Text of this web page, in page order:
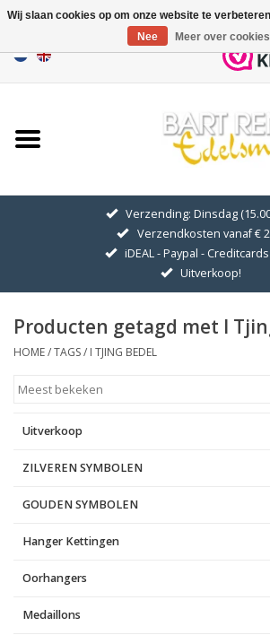
Home
Uitverkoop
GOUDEN SYMBOLEN
Hanger Kettingen
Oorhangers
Medaillons
Blog
Verzending: Dinsdag
Verzendkosten vanaf €
iDEAL - Paypal -
Uitverkoop!
Producten getagd met I
HOME/TAGS/ I TJING BEDEL
Uitverkoop
ZILVEREN SYMBOLEN
GOUDEN SYMBOLEN
Hanger Kettingen
Oorhangers
Medaillons
Wij slaan cookies op om onze website te
Nee
Meer over